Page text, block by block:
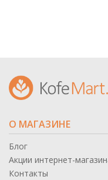
О МАГАЗИНЕ
Блог
Акции интернет-
Контакты